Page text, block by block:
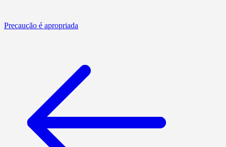
Precaução é apropriada